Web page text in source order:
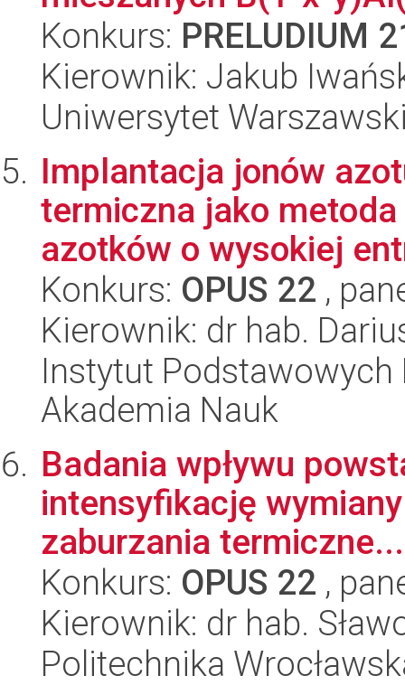
Konkurs: PRELUDIUM
Kierownik: Jakub
Uniwersytet
Implantacja jonów
termiczna jako
azotków o wysokiej
Konkurs: OPUS 22 ,
Kierownik: dr hab.
Instytut
Akademia Nauk
Badania wpływu
intensyfikację
zaburzania termiczne...
Konkurs: OPUS 22 ,
Kierownik: dr hab.
Politechnika